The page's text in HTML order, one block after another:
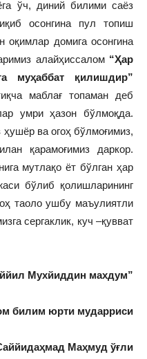
ўч, диний билими саёз
осонгина пул топиш
оқимлар домига осонгина
алайҳиссалом “Ҳар
муҳаббат қилишдир”
маблағ топаман деб
умри ҳазон бўлмоқда.
ва огоҳ бўлмоғимиз,
қарамоғимиз даркор.
мутлақо ёт бўлган ҳар
бўлиб қолишларининг
таоло ушбу маъулиятли
сергаклик, куч –қувват
Мухйиддин махдум”
билим юрти мударриси
Маҳмуд ўғли